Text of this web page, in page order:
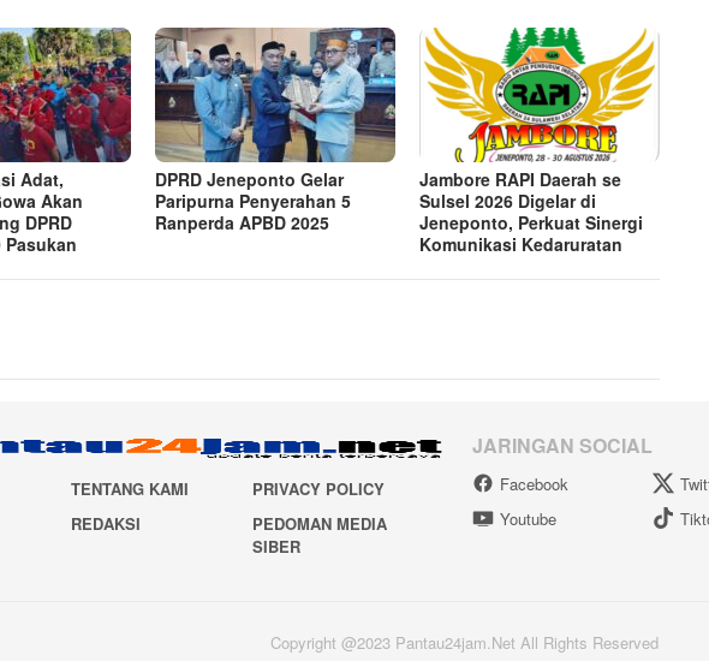
Adat,
Akan
DPRD
Pasukan
DPRD Jeneponto Gelar
Paripurna Penyerahan 5
Ranperda APBD 2025
Jambore RAPI Daerah se
Sulsel 2026 Digelar di
Jeneponto, Perkuat Sinergi
Komunikasi Kedaruratan
TENTANG KAMI
PRIVACY POLICY
REDAKSI
PEDOMAN MEDIA
SIBER
JARINGAN SOCIAL
Facebook
Youtube
Copyright @2023 Pantau24jam.Net All Rights Reserved